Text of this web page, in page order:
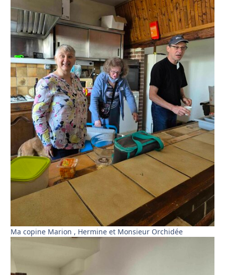
Ma copine Marion , Hermine et Monsieur Orchidée